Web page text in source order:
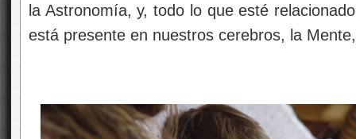
la Astronomía, y, todo lo que esté
está presente en nuestros cerebros, la Mente,